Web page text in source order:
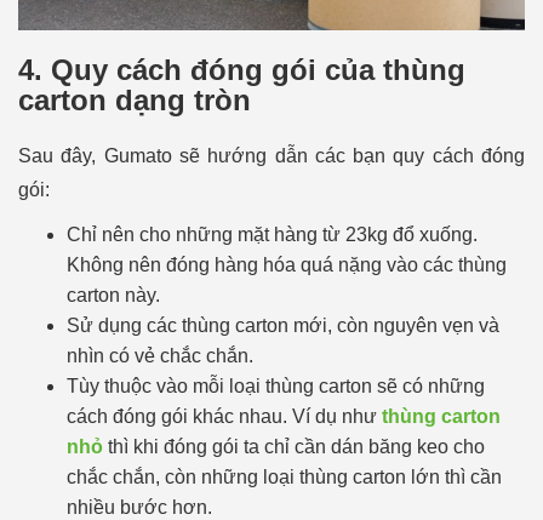
4. Quy cách đóng gói của thùng
carton dạng tròn
Sau đây, Gumato sẽ hướng dẫn các bạn quy cách đóng
gói:
Chỉ nên cho những mặt hàng từ 23kg đổ xuống.
Không nên đóng hàng hóa quá nặng vào các thùng
carton này.
Sử dụng các thùng carton mới, còn nguyên vẹn và
nhìn có vẻ chắc chắn.
Tùy thuộc vào mỗi loại thùng carton sẽ có những
cách đóng gói khác nhau. Ví dụ như thùng carton
nhỏ thì khi đóng gói ta chỉ cần dán băng keo cho
chắc chắn, còn những loại thùng carton lớn thì cần
nhiều bước hơn.